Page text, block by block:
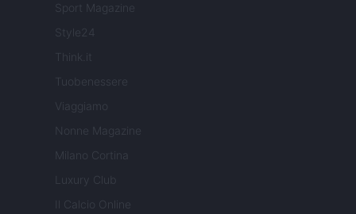
Sport Magazine
Style24
Think.it
Tuobenessere
Viaggiamo
Nonne Magazine
Milano Cortina
Luxury Club
Il Calcio Online